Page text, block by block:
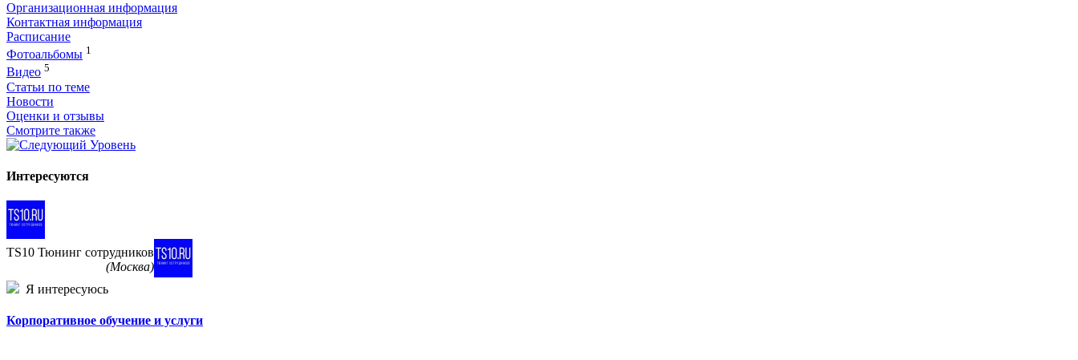
Организационная информация
Контактная информация
Расписание
Фотоальбомы 1
Видео 5
Статьи по теме
Новости
Оценки и отзывы
Смотрите также
Интересуются
TS10 Тюнинг сотрудников
(Москва)
Я интересуюсь
Корпоративное обучение и услуги